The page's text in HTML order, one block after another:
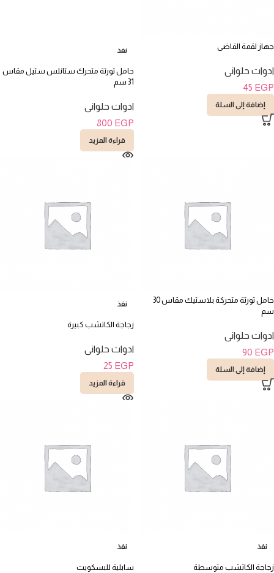
جهاز لقمة القاضى
ادوات حلوانى
45 EGP
إضافة إلى السلة
نفذ
حامل تورتة متحرك ستانلس ستيل مقاس
31 سم
ادوات حلوانى
800 EGP
قراءة المزيد
حامل تورتة متحركة بلاستيك مقاس 30
سم
ادوات حلوانى
90 EGP
إضافة إلى السلة
نفذ
زجاجة الكاتشب كبيرة
ادوات حلوانى
25 EGP
قراءة المزيد
نفذ
زجاجة الكاتشب متوسطة
نفذ
سابلية للبسكويت